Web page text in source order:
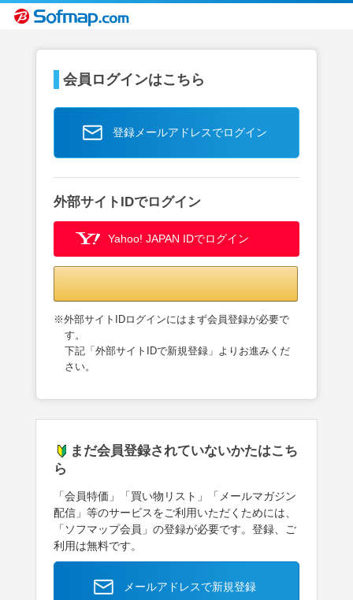
会員ログインはこちら
登録メールアドレスでログイン
外部サイトIDでログイン
Yahoo! JAPAN IDでログイン
※外部サイトIDログインにはまず会員登録が必要で
す。
下記「外部サイトIDで新規登録」よりお進みくだ
さい。
まだ会員登録されていないかたはこち
ら
「会員特価」「買い物リスト」「メールマガジン
配信」等のサービスをご利用いただくためには、
「ソフマップ会員」の登録が必要です。登録、ご
利用は無料です。
メールアドレスで新規登録